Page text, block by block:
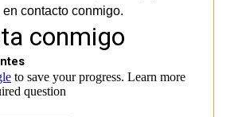
en contacto conmigo.